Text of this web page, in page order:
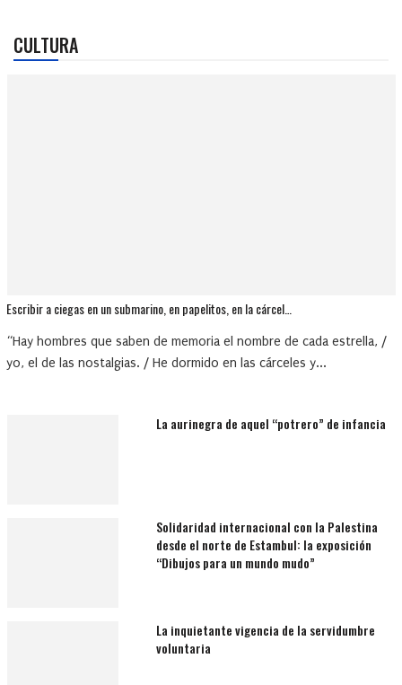
CULTURA
Escribir a ciegas en un submarino, en papelitos, en la cárcel…
“Hay hombres que saben de memoria el nombre de cada estrella, /
yo, el de las nostalgias. / He dormido en las cárceles y...
La aurinegra de aquel “potrero” de infancia
Solidaridad internacional con la Palestina
desde el norte de Estambul: la exposición
“Dibujos para un mundo mudo”
La inquietante vigencia de la servidumbre
voluntaria